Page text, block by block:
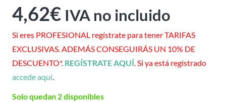
4,62€ IVA no incluido
Si eres PROFESIONAL regístrate para tener TARIFAS
EXCLUSIVAS. ADEMÁS CONSEGUIRÁS UN 10% DE
DESCUENTO*. REGÍSTRATE AQUÍ. Si ya está registrado
accede aquí.
Solo quedan 2 disponibles